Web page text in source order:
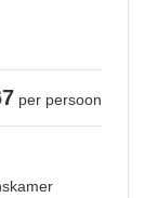
per persoon